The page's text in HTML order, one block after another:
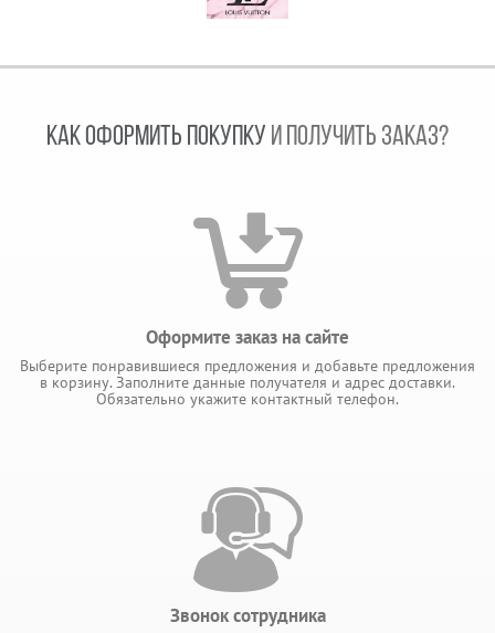
КАК ОФОРМИТЬ ПОКУПКУ И ПОЛУЧИТЬ ЗАКАЗ?
Оформите заказ на сайте
Выберите понравившиеся предложения и добавьте предложения
в корзину. Заполните данные получателя и адрес доставки.
Обязательно укажите контактный телефон.
Звонок сотрудника